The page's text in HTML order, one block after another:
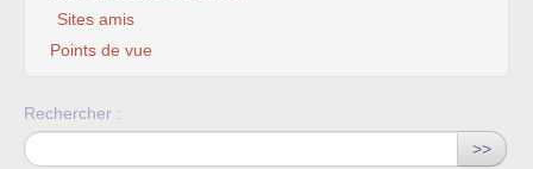
Sites amis
Points de vue
Rechercher :
>>